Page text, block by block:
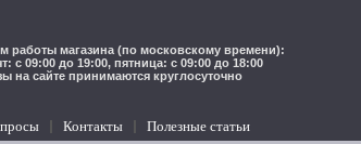
работы магазина (по московскому времени):
с 09:00 до 19:00, пятница: с 09:00 до 18:00
на сайте принимаются круглосуточно
Контакты Полезные статьи